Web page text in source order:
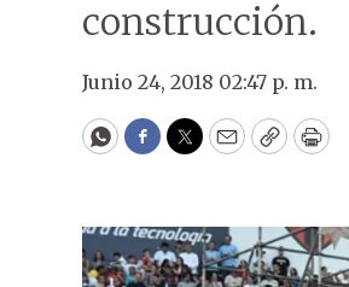
construcción.
Junio 24, 2018 02:47 p. m.
WhatsApp
Facebook
Twitter
EmailCopy